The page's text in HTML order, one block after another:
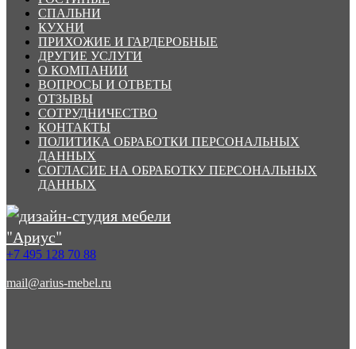
СПАЛЬНИ
КУХНИ
ПРИХОЖИЕ И ГАРДЕРОБНЫЕ
ДРУГИЕ УСЛУГИ
О КОМПАНИИ
ВОПРОСЫ И ОТВЕТЫ
ОТЗЫВЫ
СОТРУДНИЧЕСТВО
КОНТАКТЫ
ПОЛИТИКА ОБРАБОТКИ ПЕРСОНАЛЬНЫХ
ДАННЫХ
СОГЛАСИЕ НА ОБРАБОТКУ ПЕРСОНАЛЬНЫХ
ДАННЫХ
+7 495 128 70 88
mail@arius-mebel.ru